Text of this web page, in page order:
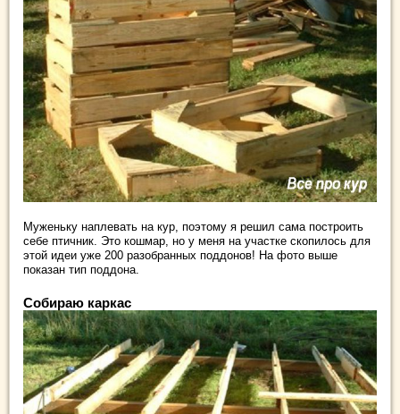
Муженьку наплевать на кур, поэтому я решил сама построить
себе птичник. Это кошмар, но у меня на участке скопилось для
этой идеи уже 200 разобранных поддонов! На фото выше
показан тип поддона.
Собираю каркас